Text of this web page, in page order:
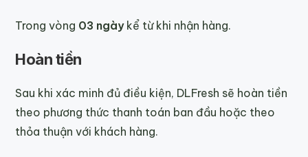
Trong vòng 03 ngàykể từ khi nhận hàng.
Hoàn tiền
Sau khi xác minh đủ điều kiện, DLFresh sẽ hoàn tiền
theo phương thức thanh toán ban đầu hoặc theo
thỏa thuận với khách hàng.